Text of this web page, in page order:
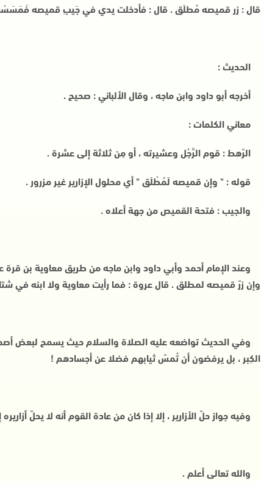
قال : زر قميصه مُطلَق . قال : فأدخلت يدي في جَيبِ قميصه
الحديث :
أخرجه أبو داود وابن ماجه ، وقال الألباني : صحيح .
معاني الكلمات :
الرّهط : قوم الرَّجُل وعشيرته ، أو مِن ثلاثة إلى عشرة .
قوله : " وإن قميصه لَمُطْلَق " أي محلول الإزارير غير مزرور .
والجيب : فتحة القميص من جهة أعلاه .
وعند الإمام أحمد وأبي داود وابن ماجه من طريق معاوية بن قرة
وإن زرّ قميصه لمطلق . قال عروة : فما رأيت معاوية ولا ابنه في
وفي الحديث تواضعه عليه الصلاة والسلام حيث يسمح لبعض
الكِبر ، بل يرفضون أن تُمسّ ثيابهم فضلا عن أجسادهم !
وفيه جواز حلّ الأزارير ، إلا إذا كان من عادة القوم أنه لا يحلّ
والله تعالى أعلم .